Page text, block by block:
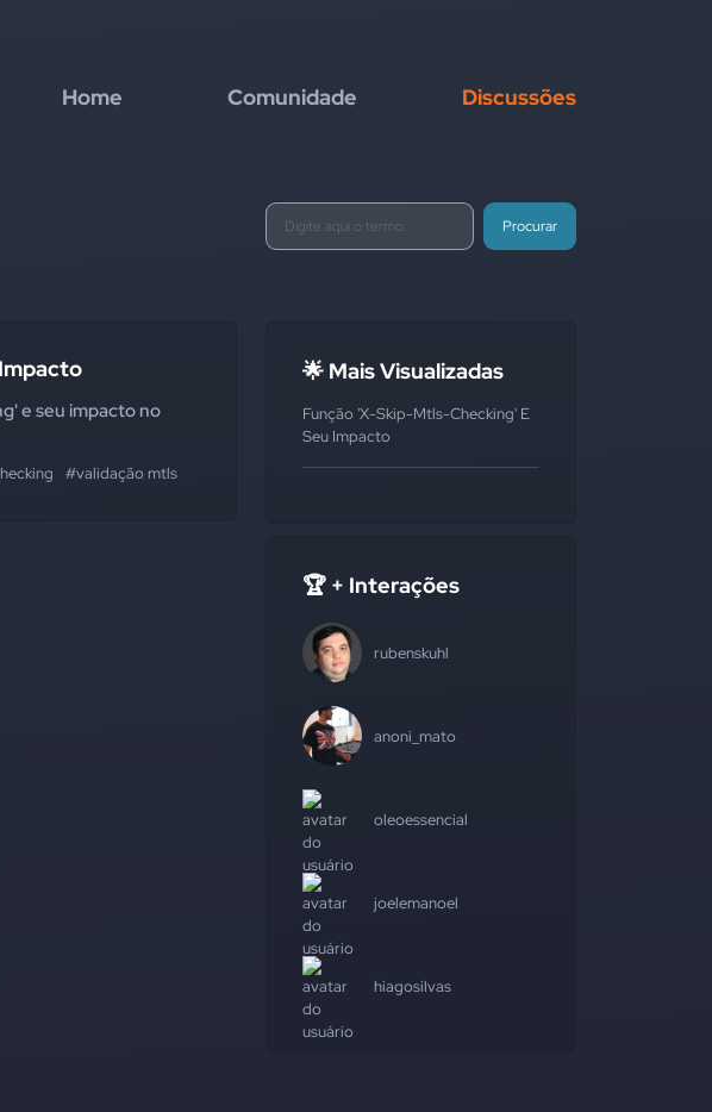
Home Comunidade Discussões
Procurar
e seu impacto no
#validação mtls
🌟 Mais Visualizadas
Função 'x-Skip-Mtls-Checking' E
Seu Impacto
🏆 + Interações
rubenskuhl
anoni_mato
oleoessencial
joelemanoel
hiagosilvas